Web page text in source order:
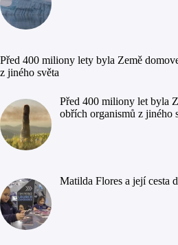
Před 400 miliony lety byla Země
z jiného světa
Před 400 miliony let byla
obřích organismů z jiného
Matilda Flores a její cesta